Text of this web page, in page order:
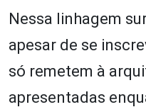
Nessa linhagem
apesar de se
só remetem à
apresentadas